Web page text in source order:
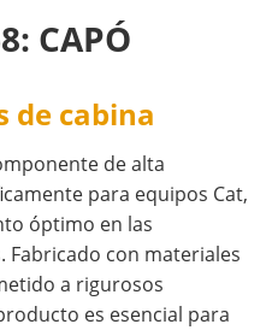
CAPÓ
de cabina
de alta
para equipos Cat,
óptimo en las
Fabricado con materiales
a rigurosos
es esencial para